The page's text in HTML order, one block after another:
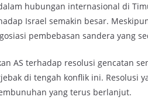
hubungan internasional di
Israel semakin besar.
pembebasan sandera yang
AS terhadap resolusi gencatan
di tengah konflik ini. Resolusi
yang terus berlanjut.